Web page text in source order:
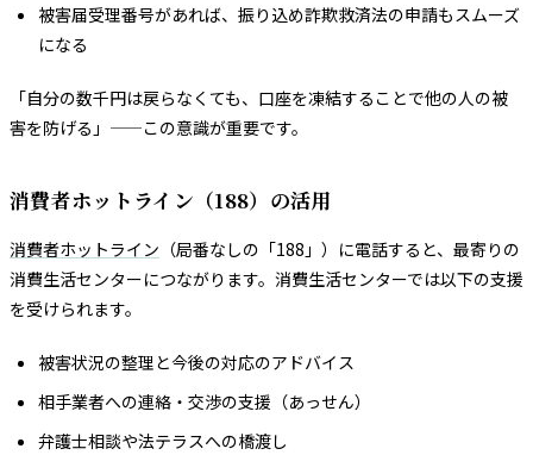
被害届受理番号があれば、振り込め詐欺救済法の申請もスムーズ
になる
「自分の数千円は戻らなくても、口座を凍結することで他の人の被
害を防げる」——この意識が重要です。
消費者ホットライン（188）の活用
消費者ホットライン （局番なしの「188」）に電話すると、最寄りの
消費生活センターにつながります。消費生活センターでは以下の支援
を受けられます。
被害状況の整理と今後の対応のアドバイス
相手業者への連絡・交渉の支援（あっせん）
弁護士相談や法テラスへの橋渡し